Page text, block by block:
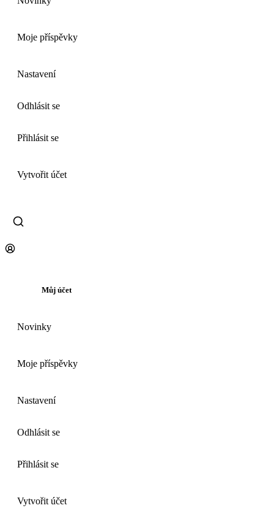
Moje příspěvky
Nastavení
Odhlásit se
Přihlásit se
Vytvořit účet
Můj účet
Novinky
Moje příspěvky
Nastavení
Odhlásit se
Přihlásit se
Vytvořit účet